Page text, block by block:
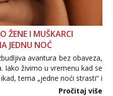
ŽENE I MUŠKARCI
JEDNU NOĆ
avantura bez obaveza,
Iako živimo u vremenu kad se
tema „jedne noći strasti“ i
zapravo misle žene, a što
Pročitaj više